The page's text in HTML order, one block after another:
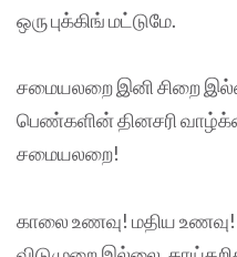
ஒரு புக்கிங் மட்டுமே.
சமையலறை இனி சிறை
பெண்களின் தினசரி
சமையலறை!
காலை உணவு! மதிய உணவு!